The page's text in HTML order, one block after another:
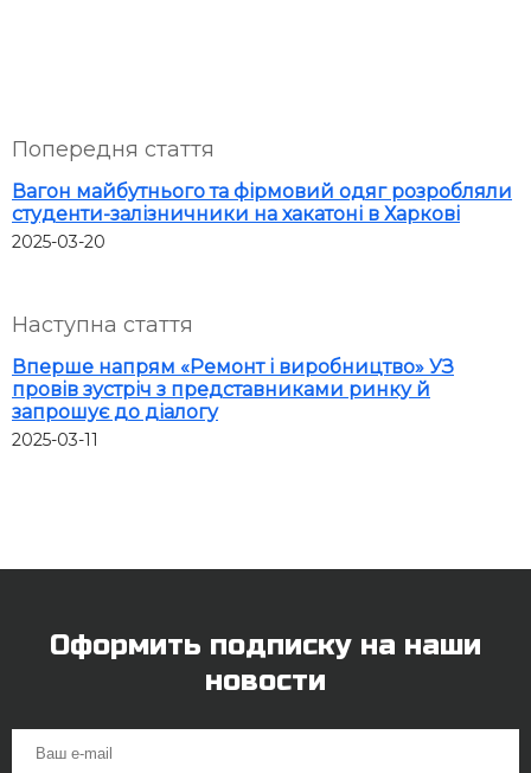
Попередня стаття
Вагон майбутнього та фірмовий одяг розробляли
студенти-залізничники на хакатоні в Харкові
2025-03-20
Наступна стаття
Вперше напрям «Ремонт і виробництво» УЗ
провів зустріч з представниками ринку й
запрошує до діалогу
2025-03-11
Оформить подписку на наши
новости